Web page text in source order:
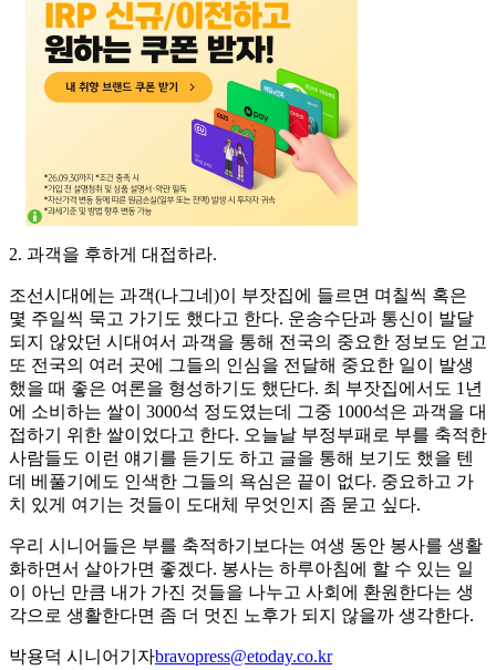
2. 과객을 후하게 대접하라.
조선시대에는 과객(나그네)이 부잣집에 들르면 며칠씩 혹은
몇 주일씩 묵고 가기도 했다고 한다. 운송수단과 통신이 발달
되지 않았던 시대여서 과객을 통해 전국의 중요한 정보도 얻고
또 전국의 여러 곳에 그들의 인심을 전달해 중요한 일이 발생
했을 때 좋은 여론을 형성하기도 했단다. 최 부잣집에서도 1년
에 소비하는 쌀이 3000석 정도였는데 그중 1000석은 과객을 대
접하기 위한 쌀이었다고 한다. 오늘날 부정부패로 부를 축적한
사람들도 이런 얘기를 듣기도 하고 글을 통해 보기도 했을 텐
데 베풀기에도 인색한 그들의 욕심은 끝이 없다. 중요하고 가
치 있게 여기는 것들이 도대체 무엇인지 좀 묻고 싶다.
우리 시니어들은 부를 축적하기보다는 여생 동안 봉사를 생활
화하면서 살아가면 좋겠다. 봉사는 하루아침에 할 수 있는 일
이 아닌 만큼 내가 가진 것들을 나누고 사회에 환원한다는 생
각으로 생활한다면 좀 더 멋진 노후가 되지 않을까 생각한다.
박용덕 시니어기자bravopress@etoday.co.kr